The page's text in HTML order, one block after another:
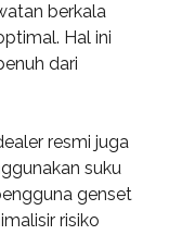
berkala
Hal ini
dari
resmi juga
suku
genset
risiko